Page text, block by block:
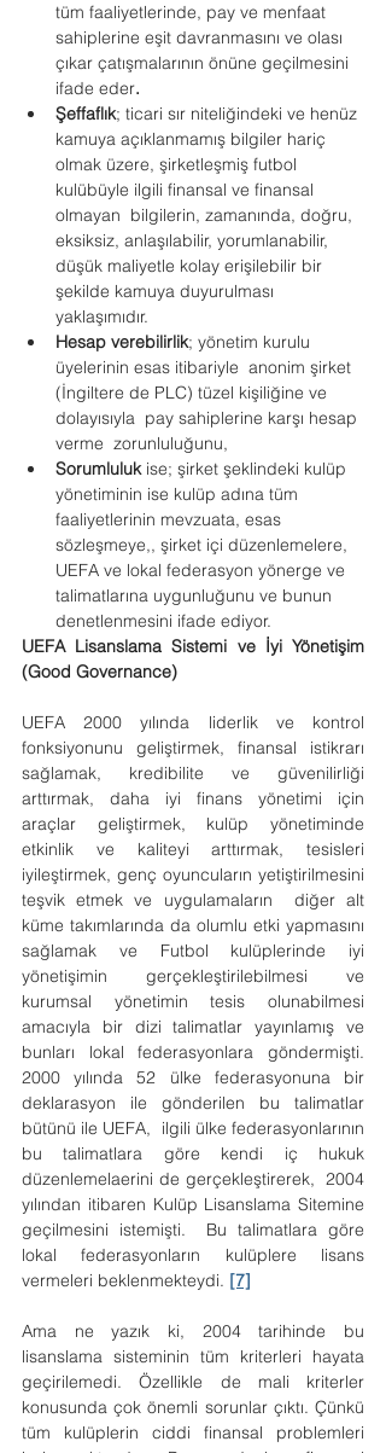
tüm faaliyetlerinde, pay ve menfaat
sahiplerine eşit davranmasını ve olası
çıkar çatışmalarının önüne geçilmesini
ifade eder.
Şeffaflık; ticari sır niteliğindeki ve henüz
kamuya açıklanmamış bilgiler hariç
olmak üzere, şirketleşmiş futbol
kulübüyle ilgili finansal ve finansal
olmayan  bilgilerin, zamanında, doğru,
eksiksiz, anlaşılabilir, yorumlanabilir,
düşük maliyetle kolay erişilebilir bir
şekilde kamuya duyurulması
yaklaşımıdır.
Hesap verebilirlik; yönetim kurulu
üyelerinin esas itibariyle  anonim şirket
(İngiltere de PLC) tüzel kişiliğine ve
dolayısıyla  pay sahiplerine karşı hesap
verme  zorunluluğunu,
Sorumluluk ise; şirket şeklindeki kulüp
yönetiminin ise kulüp adına tüm
faaliyetlerinin mevzuata, esas
sözleşmeye,, şirket içi düzenlemelere,
UEFA ve lokal federasyon yönerge ve
talimatlarına uygunluğunu ve bunun
denetlenmesini ifade ediyor.
UEFA Lisanslama Sistemi ve İyi Yönetişim
(Good Governance)
UEFA 2000 yılında liderlik ve kontrol
fonksiyonunu geliştirmek, finansal istikrarı
sağlamak, kredibilite ve güvenilirliği
arttırmak, daha iyi finans yönetimi için
araçlar geliştirmek, kulüp yönetiminde
etkinlik ve kaliteyi arttırmak, tesisleri
iyileştirmek, genç oyuncuların yetiştirilmesini
teşvik etmek ve uygulamaların  diğer alt
küme takımlarında da olumlu etki yapmasını
sağlamak ve Futbol kulüplerinde iyi
yönetişimin gerçekleştirilebilmesi ve
kurumsal yönetimin tesis olunabilmesi
amacıyla bir dizi talimatlar yayınlamış ve
bunları lokal federasyonlara göndermişti.
2000 yılında 52 ülke federasyonuna bir
deklarasyon ile gönderilen bu talimatlar
bütünü ile UEFA,  ilgili ülke federasyonlarının
bu talimatlara göre kendi iç hukuk
düzenlemelaerini de gerçekleştirerek,  2004
yılından itibaren Kulüp Lisanslama Sitemine
geçilmesini istemişti.  Bu talimatlara göre
lokal federasyonların kulüplere lisans
vermeleri beklenmekteydi. [7]
Ama ne yazık ki, 2004 tarihinde bu
lisanslama sisteminin tüm kriterleri hayata
geçirilemedi. Özellikle de mali kriterler
konusunda çok önemli sorunlar çıktı. Çünkü
tüm kulüplerin ciddi finansal problemleri